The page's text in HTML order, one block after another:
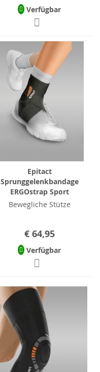
Verfügbar
Epitact
Sprunggelenkbandage
ERGOstrap Sport
Bewegliche Stütze
€ 64,95
Verfügbar